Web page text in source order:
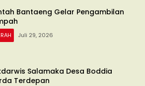
Bantaeng Gelar Pengambilan
Juli 29, 2026
Salamaka Desa Boddia
Terdepan